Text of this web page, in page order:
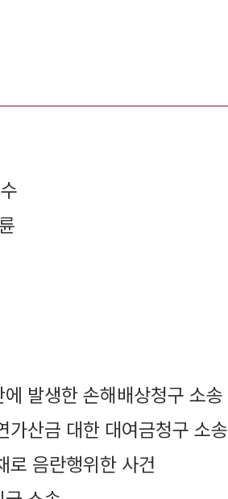
발생한 손해배상청구 소송
가산금 대한 대여금청구 소송
로 음란행위한 사건